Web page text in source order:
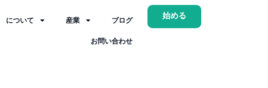
について 産業 ブログ
お問い合わせ
始める